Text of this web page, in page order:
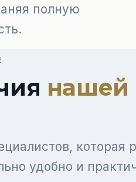
полную
нашей
которая
удобно и